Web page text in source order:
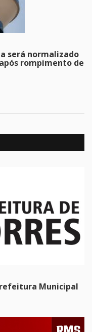
será normalizado
rompimento de
Municipal